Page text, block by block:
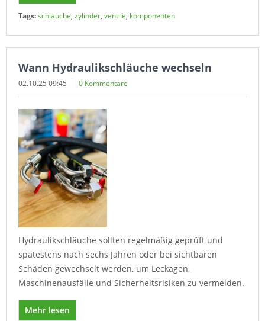
Tags:schläuche, zylinder, ventile, komponenten
Wann Hydraulikschläuche wechseln
02.10.25 09:45 0 Kommentare
Hydraulikschläuche sollten regelmäßig geprüft und
spätestens nach sechs Jahren oder bei sichtbaren
Schäden gewechselt werden, um Leckagen,
Maschinenausfälle und Sicherheitsrisiken zu vermeiden.
Mehr lesen